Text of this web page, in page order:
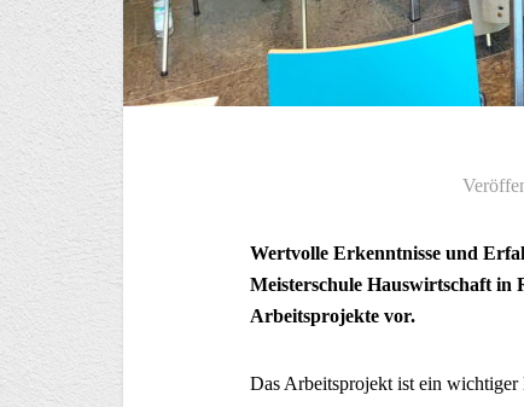
Wertvolle Erkenntnisse und
Meisterschule Hauswirtschaft in
Arbeitsprojekte vor.
Das Arbeitsprojekt ist ein